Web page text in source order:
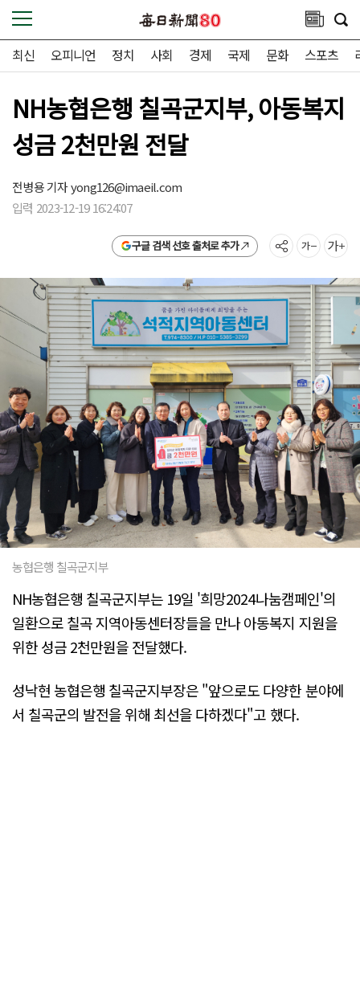
최신 오피니언 정치 사회 경제 국제 문화 스포츠
NH농협은행 칠곡군지부, 아동복지
성금 2천만원 전달
전병용 기자yong126@imaeil.com
입력 2023-12-19 16:24:07
구글 검색 선호 출처로 추가
농협은행 칠곡군지부
NH농협은행 칠곡군지부는 19일 '희망2024나눔캠페인'의
일환으로 칠곡 지역아동센터장들을 만나 아동복지 지원을
위한 성금 2천만원을 전달했다.
성낙현 농협은행 칠곡군지부장은 "앞으로도 다양한 분야에
서 칠곡군의 발전을 위해 최선을 다하겠다"고 했다.